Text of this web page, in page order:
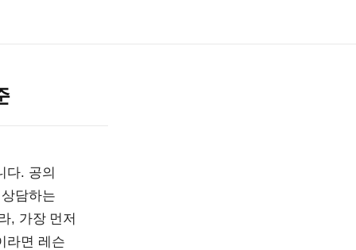
다. 공의
담하는
, 가장 먼저
라면 레슨